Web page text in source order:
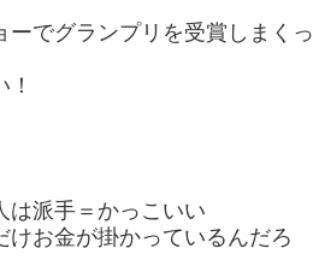
でグランプリを受賞しまくっ
は派手＝かっこいい
お金が掛かっているんだろ